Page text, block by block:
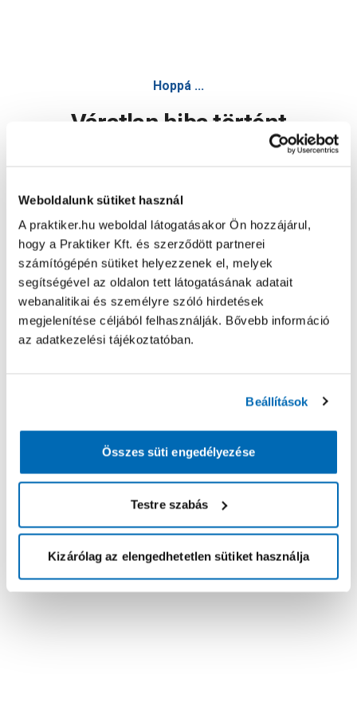
Weboldalunk sütiket használ
A praktiker.hu weboldal látogatásakor Ön hozzájárul,
hogy a Praktiker Kft. és szerződött partnerei
számítógépén sütiket helyezzenek el, melyek
segítségével az oldalon tett látogatásának adatait
webanalitikai és személyre szóló hirdetések
megjelenítése céljából felhasználják. Bővebb információ
az adatkezelési tájékoztatóban.
Beállítások
Összes süti engedélyezése
Testre szabás
Kizárólag az elengedhetetlen sütiket használja
Hoppá ...
Váratlan hiba történt
Oldal újratöltése